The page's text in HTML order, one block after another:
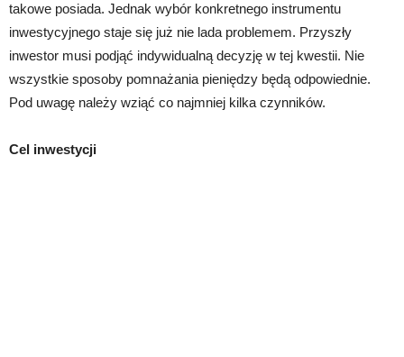
takowe posiada. Jednak wybór konkretnego instrumentu
inwestycyjnego staje się już nie lada problemem. Przyszły
inwestor musi podjąć indywidualną decyzję w tej kwestii. Nie
wszystkie sposoby pomnażania pieniędzy będą odpowiednie.
Pod uwagę należy wziąć co najmniej kilka czynników.
Cel inwestycji